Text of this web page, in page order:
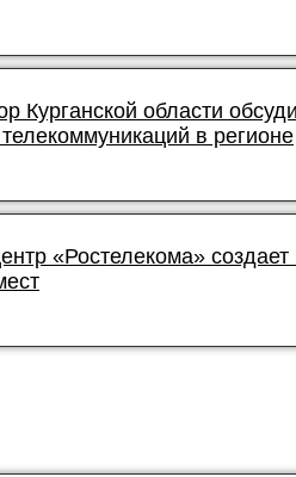
Курганской области
в регионе
«Ростелекома»